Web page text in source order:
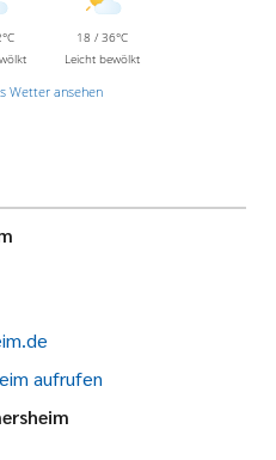
18 / 36°C
Leicht bewölkt
Wetter ansehen
aufrufen